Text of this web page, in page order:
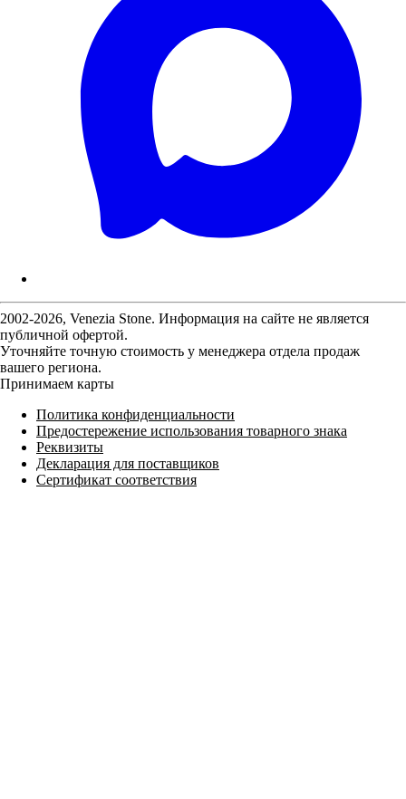
2002-2026, Venezia Stone. Информация на сайте не является
публичной офертой.
Уточняйте точную стоимость у менеджера отдела продаж
вашего региона.
Принимаем карты
Политика конфиденциальности
Предостережение использования товарного знака
Реквизиты
Декларация для поставщиков
Сертификат соответствия